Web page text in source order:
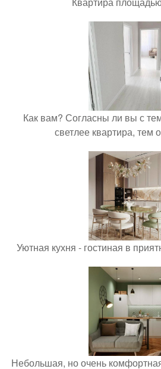
Как вам? Согласны ли вы с
светлее квартира, тем
Уютная кухня - гостиная в
Небольшая, но очень